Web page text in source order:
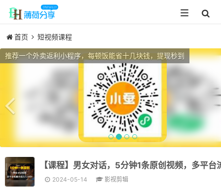
Toggle
navigation
首页 短视频课程
推荐一个外卖返利小程序，每顿饭能省十几块钱，提现秒到
Previous
2024-05-14 影视剪辑